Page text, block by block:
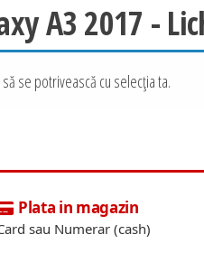
A3 2017 -
se potrivească cu selecția ta.
Plata in magazin
sau Numerar (cash)